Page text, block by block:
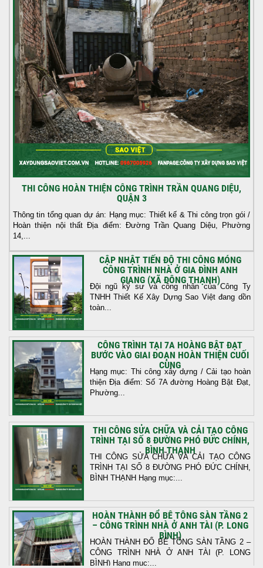
THI CÔNG HOÀN THIỆN CÔNG TRÌNH TRẦN QUANG DIỆU,
QUẬN 3
Thông tin tổng quan dự án: Hạng mục: Thiết kế & Thi công trọn gói /
Hoàn thiện nội thất Địa điểm: Đường Trần Quang Diệu, Phường
14,...
CẬP NHẬT TIẾN ĐỘ THI CÔNG MÓNG
CÔNG TRÌNH NHÀ Ở GIA ĐÌNH ANH
GIANG (XÃ ĐÔNG THẠNH)
Đội ngũ kỹ sư và công nhân của Công Ty
TNHH Thiết Kế Xây Dựng Sao Việt đang dồn
toàn...
CÔNG TRÌNH TẠI 7A HOÀNG BẬT ĐẠT
BƯỚC VÀO GIAI ĐOẠN HOÀN THIỆN CUỐI
CÙNG
Hạng mục: Thi công xây dựng / Cải tạo hoàn
thiện Địa điểm: Số 7A đường Hoàng Bật Đạt,
Phường...
THI CÔNG SỬA CHỮA VÀ CẢI TẠO CÔNG
TRÌNH TẠI SỐ 8 ĐƯỜNG PHÓ ĐỨC CHÍNH,
BÌNH THẠNH
THI CÔNG SỬA CHỮA VÀ CẢI TẠO CÔNG
TRÌNH TẠI SỐ 8 ĐƯỜNG PHÓ ĐỨC CHÍNH,
BÌNH THẠNH Hạng mục:...
HOÀN THÀNH ĐỔ BÊ TÔNG SÀN TẦNG 2
– CÔNG TRÌNH NHÀ Ở ANH TÀI (P. LONG
BÌNH)
HOÀN THÀNH ĐỔ BÊ TÔNG SÀN TẦNG 2 –
CÔNG TRÌNH NHÀ Ở ANH TÀI (P. LONG
BÌNH) Hạng mục:...